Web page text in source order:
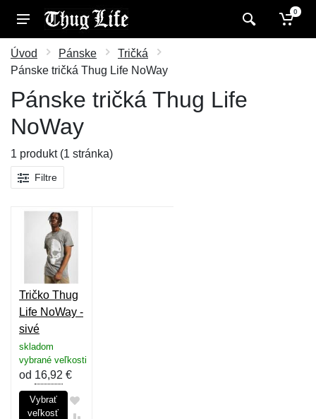
0
Úvod Pánske
Tričká
Pánske tričká Thug Life NoWay
Pánske tričká Thug Life
NoWay
1 produkt (1 stránka)
Filtre
Tričko Thug
Life NoWay -
sivé
skladom
vybrané veľkosti
od 16,92 €
Vybrať
veľkosť